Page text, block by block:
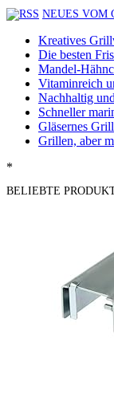
NEUES VOM
Kreatives
Die besten
Mandel-
Vitaminreich
Nachhaltig
Schneller
Gläsernes
Grillen, aber
*
BELIEBTE